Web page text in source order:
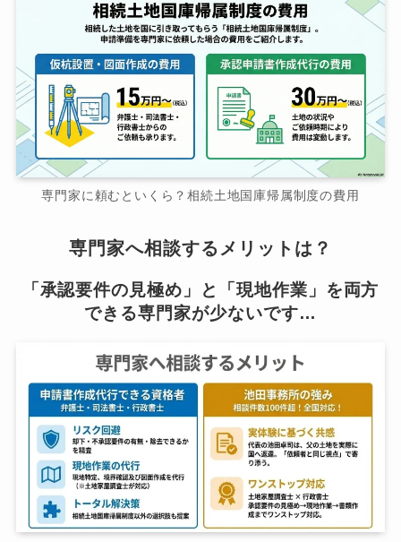
専門家に頼むといくら？相続土地国庫帰属制度の費用
専門家へ相談するメリットは？
「承認要件の見極め」と「現地作業」を両方
できる専門家が少ないです…